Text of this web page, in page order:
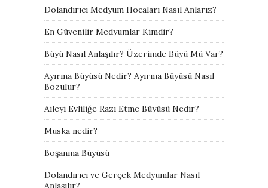
Dolandırıcı Medyum Hocaları Nasıl Anlarız?
En Güvenilir Medyumlar Kimdir?
Büyü Nasıl Anlaşılır? Üzerimde Büyü Mü Var?
Ayırma Büyüsü Nedir? Ayırma Büyüsü Nasıl
Bozulur?
Aileyi Evliliğe Razı Etme Büyüsü Nedir?
Muska nedir?
Boşanma Büyüsü
Dolandırıcı ve Gerçek Medyumlar Nasıl
Anlaşılır?